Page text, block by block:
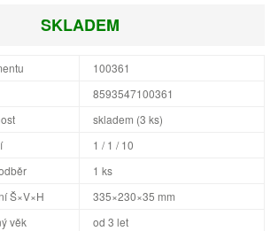
SKLADEM
100361
8593547100361
skladem (3 ks)
1 / 1 / 10
1 ks
Š×V×H
335×230×35 mm
věk
od 3 let